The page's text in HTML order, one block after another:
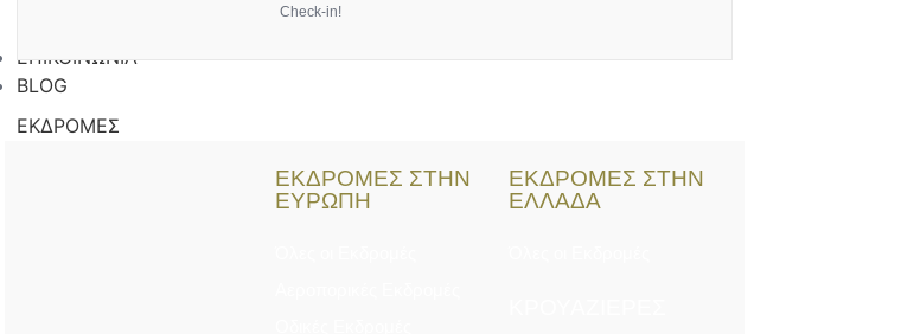
Check-in!
ΕΠΙΚΟΙΝΩΝΙΑ
BLOG
ΕΚΔΡΟΜΕΣ
ΕΚΔΡΟΜΕΣ ΣΤΗΝ
ΕΥΡΩΠΗ
ΕΚΔΡΟΜΕΣ ΣΤΗΝ
ΕΛΛΑΔΑ